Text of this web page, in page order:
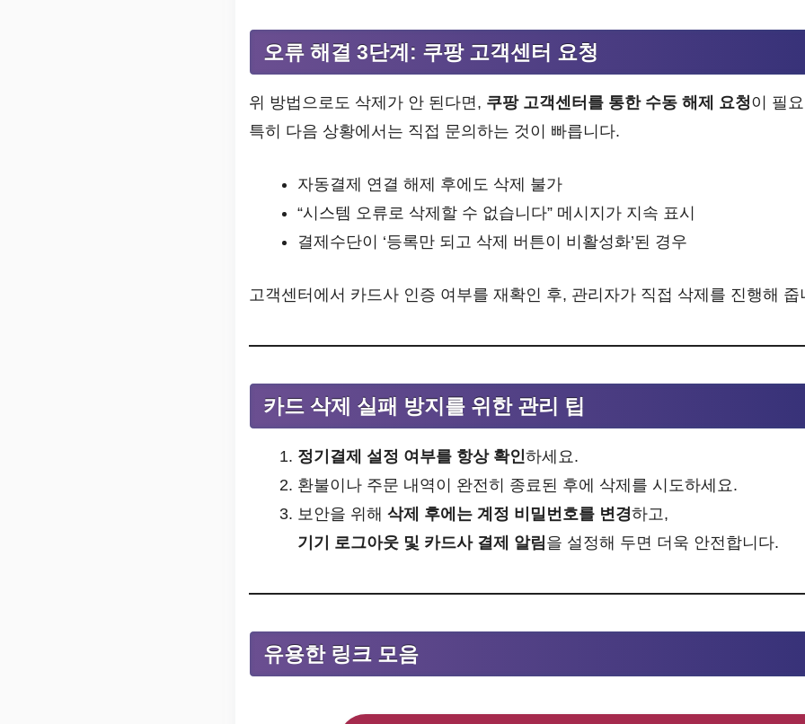
오류 해결 3단계: 쿠팡 고객센터 요청
위 방법으로도 삭제가 안 된다면, 쿠팡 고객센터를 통한 수동 해제 요청이 필
특히 다음 상황에서는 직접 문의하는 것이 빠릅니다.
자동결제 연결 해제 후에도 삭제 불가
“시스템 오류로 삭제할 수 없습니다” 메시지가 지속 표시
결제수단이 ‘등록만 되고 삭제 버튼이 비활성화’된 경우
고객센터에서 카드사 인증 여부를 재확인 후, 관리자가 직접 삭제를 진행해 줍
카드 삭제 실패 방지를 위한 관리 팁
정기결제 설정 여부를 항상 확인하세요.
환불이나 주문 내역이 완전히 종료된 후에 삭제를 시도하세요.
보안을 위해 삭제 후에는 계정 비밀번호를 변경하고,
기기 로그아웃 및 카드사 결제 알림을 설정해 두면 더욱 안전합니다.
유용한 링크 모음